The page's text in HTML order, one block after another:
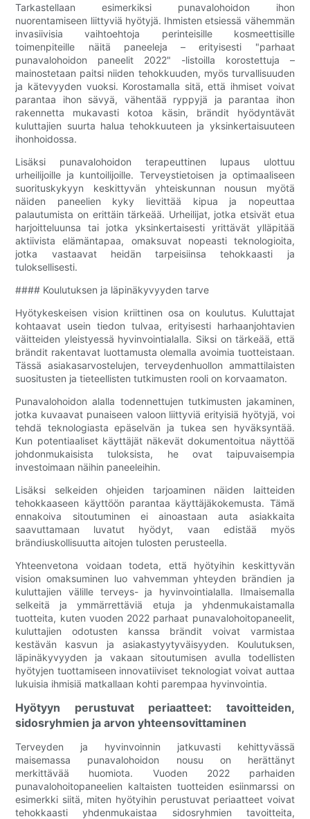
Tarkastellaan esimerkiksi punavalohoidon ihon
nuorentamiseen liittyviä hyötyjä. Ihmisten etsiessä vähemmän
invasiivisia vaihtoehtoja perinteisille kosmeettisille
toimenpiteille näitä paneeleja – erityisesti "parhaat
punavalohoidon paneelit 2022" -listoilla korostettuja –
mainostetaan paitsi niiden tehokkuuden, myös turvallisuuden
ja kätevyyden vuoksi. Korostamalla sitä, että ihmiset voivat
parantaa ihon sävyä, vähentää ryppyjä ja parantaa ihon
rakennetta mukavasti kotoa käsin, brändit hyödyntävät
kuluttajien suurta halua tehokkuuteen ja yksinkertaisuuteen
ihonhoidossa.
Lisäksi punavalohoidon terapeuttinen lupaus ulottuu
urheilijoille ja kuntoilijoille. Terveystietoisen ja optimaaliseen
suorituskykyyn keskittyvän yhteiskunnan nousun myötä
näiden paneelien kyky lievittää kipua ja nopeuttaa
palautumista on erittäin tärkeää. Urheilijat, jotka etsivät etua
harjoitteluunsa tai jotka yksinkertaisesti yrittävät ylläpitää
aktiivista elämäntapaa, omaksuvat nopeasti teknologioita,
jotka vastaavat heidän tarpeisiinsa tehokkaasti ja
tuloksellisesti.
#### Koulutuksen ja läpinäkyvyyden tarve
Hyötykeskeisen vision kriittinen osa on koulutus. Kuluttajat
kohtaavat usein tiedon tulvaa, erityisesti harhaanjohtavien
väitteiden yleistyessä hyvinvointialalla. Siksi on tärkeää, että
brändit rakentavat luottamusta olemalla avoimia tuotteistaan.
Tässä asiakasarvostelujen, terveydenhuollon ammattilaisten
suositusten ja tieteellisten tutkimusten rooli on korvaamaton.
Punavalohoidon alalla todennettujen tutkimusten jakaminen,
jotka kuvaavat punaiseen valoon liittyviä erityisiä hyötyjä, voi
tehdä teknologiasta epäselvän ja tukea sen hyväksyntää.
Kun potentiaaliset käyttäjät näkevät dokumentoitua näyttöä
johdonmukaisista tuloksista, he ovat taipuvaisempia
investoimaan näihin paneeleihin.
Lisäksi selkeiden ohjeiden tarjoaminen näiden laitteiden
tehokkaaseen käyttöön parantaa käyttäjäkokemusta. Tämä
ennakoiva sitoutuminen ei ainoastaan ​​auta asiakkaita
saavuttamaan luvatut hyödyt, vaan edistää myös
brändiuskollisuutta aitojen tulosten perusteella.
Yhteenvetona voidaan todeta, että hyötyihin keskittyvän
vision omaksuminen luo vahvemman yhteyden brändien ja
kuluttajien välille terveys- ja hyvinvointialalla. Ilmaisemalla
selkeitä ja ymmärrettäviä etuja ja yhdenmukaistamalla
tuotteita, kuten vuoden 2022 parhaat punavalohoitopaneelit,
kuluttajien odotusten kanssa brändit voivat varmistaa
kestävän kasvun ja asiakastyytyväisyyden. Koulutuksen,
läpinäkyvyyden ja vakaan sitoutumisen avulla todellisten
hyötyjen tuottamiseen innovatiiviset teknologiat voivat auttaa
lukuisia ihmisiä matkallaan kohti parempaa hyvinvointia.
Hyötyyn perustuvat periaatteet: tavoitteiden,
sidosryhmien ja arvon yhteensovittaminen
Terveyden ja hyvinvoinnin jatkuvasti kehittyvässä
maisemassa punavalohoidon nousu on herättänyt
merkittävää huomiota. Vuoden 2022 parhaiden
punavalohoitopaneelien kaltaisten tuotteiden esiinmarssi on
esimerkki siitä, miten hyötyihin perustuvat periaatteet voivat
tehokkaasti yhdenmukaistaa sidosryhmien tavoitteita,